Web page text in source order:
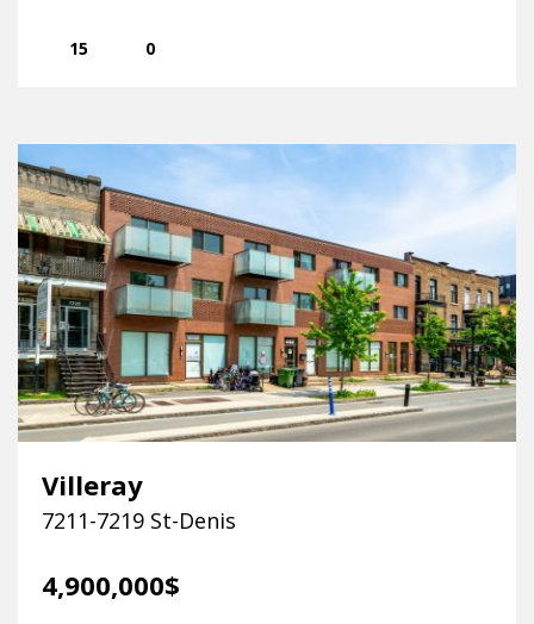
15 0
Villeray
7211-7219 St-Denis
4,900,000$